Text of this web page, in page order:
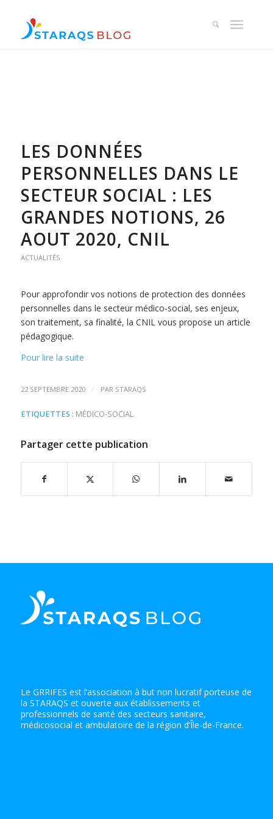
LES DONNÉES
PERSONNELLES DANS LE
SECTEUR SOCIAL : LES
GRANDES NOTIONS, 26
AOUT 2020, CNIL
ACTUALITÉS
Pour approfondir vos notions de protection des données
personnelles dans le secteur médico-social, ses enjeux,
son traitement, sa finalité, la CNIL vous propose un article
pédagogique.
Pour lire la suite
22 SEPTEMBRE 2020 / PAR STARAQS
ETIQUETTES : MÉDICO-SOCIAL
Partager cette publication
Le GRRIFES est l’association à but non lucratif porteuse de
la STARAQS et ouverte aux établissements et
professionnels de santé des secteurs sanitaire,
médicosocial et ambulatoire de la région d’Île-de-France.